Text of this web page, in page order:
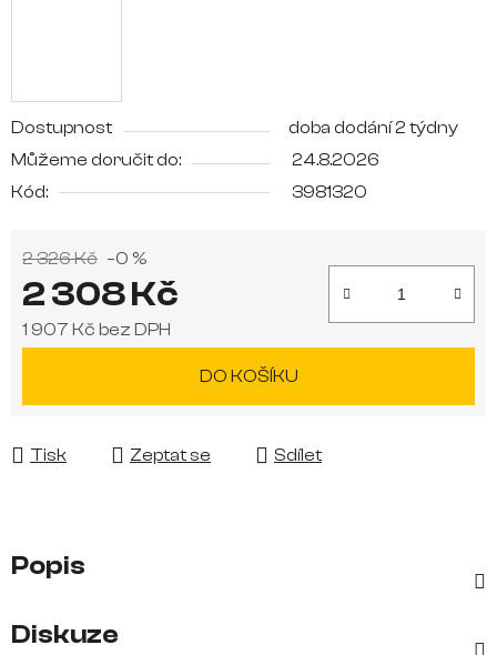
Dostupnost
doba dodání 2 týdny
Můžeme doručit do:
24.8.2026
Kód:
3981320
2 326 Kč –0 %
2 308 Kč
1 907 Kč bez DPH
DO KOŠÍKU
Tisk Zeptat se Sdílet
Popis
Diskuze